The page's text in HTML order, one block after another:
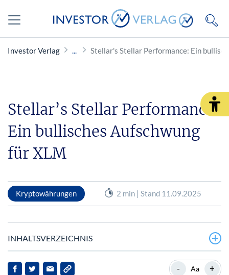
Investor Verlag Stellar's Stellar Performance: Ein
Stellar’s Stellar Performance:
Ein bullisches Aufschwung
für XLM
Kryptowährungen 2 min | Stand 11.09.2025
INHALTSVERZEICHNIS
Stellar’s bullisches Momentum
- Aa +